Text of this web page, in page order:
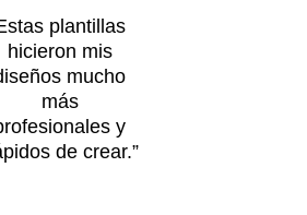
plantillas
hicieron mis
mucho
más
y
de crear.”